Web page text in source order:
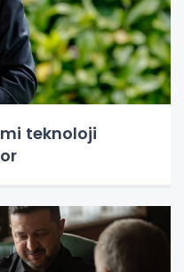
teknoloji